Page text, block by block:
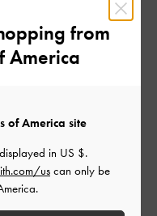
2024-07-29
from
America
of America site
in US $.
uscan only be